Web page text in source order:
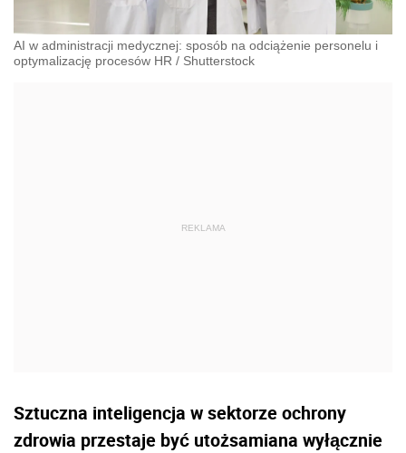
AI w administracji medycznej: sposób na odciążenie personelu i
optymalizację procesów HR / Shutterstock
Sztuczna inteligencja w sektorze ochrony
zdrowia przestaje być utożsamiana wyłącznie